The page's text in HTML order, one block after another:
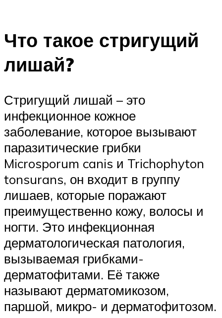
Что такое стригущий
лишай?
Стригущий лишай – это
инфекционное кожное
заболевание, которое вызывают
паразитические грибки
Microsporum canis и Trichophyton
tonsurans, он входит в группу
лишаев, которые поражают
преимущественно кожу, волосы и
ногти. Это инфекционная
дерматологическая патология,
вызываемая грибками-
дерматофитами. Её также
называют дерматомикозом,
паршой, микро- и дерматофитозом.